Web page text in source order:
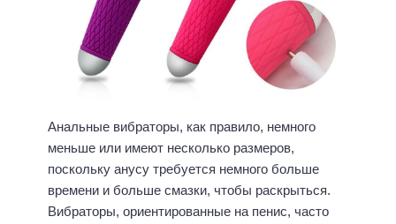
Анальные вибраторы, как правило, немного
меньше или имеют несколько размеров,
поскольку анусу требуется немного больше
времени и больше смазки, чтобы раскрыться.
Вибраторы, ориентированные на пенис, часто